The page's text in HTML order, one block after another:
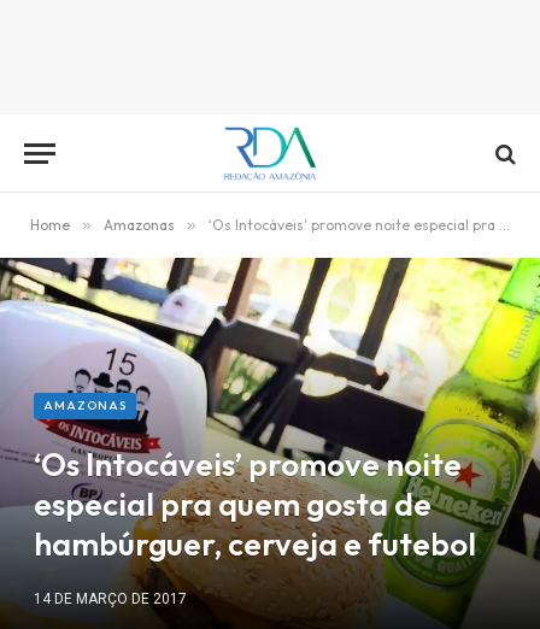
Home » Amazonas » ‘Os Intocáveis’ promove noite especial pra quem gosta de hambúrguer, cerveja e futebol
AMAZONAS
‘Os Intocáveis’ promove noite
especial pra quem gosta de
hambúrguer, cerveja e futebol
14 DE MARÇO DE 2017